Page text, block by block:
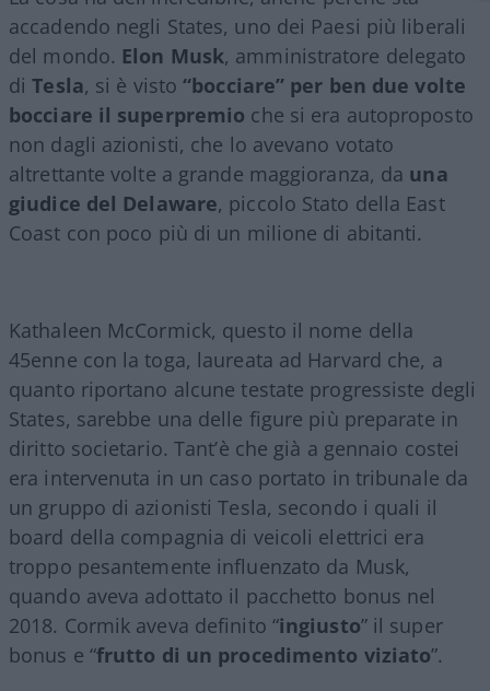
accadendo negli States, uno dei Paesi più liberali
del mondo. Elon Musk, amministratore delegato
diTesla, si è visto “bocciare” per ben due volte
bocciare il superpremio che si era autoproposto
non dagli azionisti, che lo avevano votato
altrettante volte a grande maggioranza, da una
giudice del Delaware, piccolo Stato della East
Coast con poco più di un milione di abitanti.
Kathaleen McCormick, questo il nome della
45enne con la toga, laureata ad Harvard che, a
quanto riportano alcune testate progressiste degli
States, sarebbe una delle figure più preparate in
diritto societario. Tant’è che già a gennaio costei
era intervenuta in un caso portato in tribunale da
un gruppo di azionisti Tesla, secondo i quali il
board della compagnia di veicoli elettrici era
troppo pesantemente influenzato da Musk,
quando aveva adottato il pacchetto bonus nel
2018. Cormik aveva definito “ingiusto” il super
bonus e “frutto di un procedimento viziato”.